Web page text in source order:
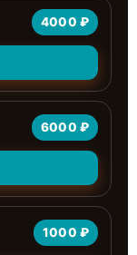
4000 ₽
6000 ₽
1000 ₽